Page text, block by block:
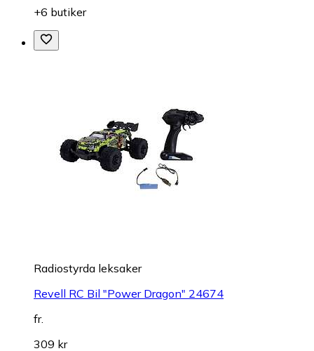
+6 butiker
Radiostyrda leksaker
Revell RC Bil "Power Dragon" 24674
fr.
309 kr